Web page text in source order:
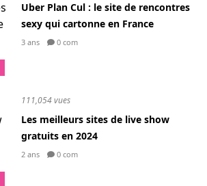
Uber Plan Cul : le site de rencontres
sexy qui cartonne en France
3 ans 0 com
111,054 vues
Les meilleurs sites de live show
gratuits en 2024
2 ans 0 com